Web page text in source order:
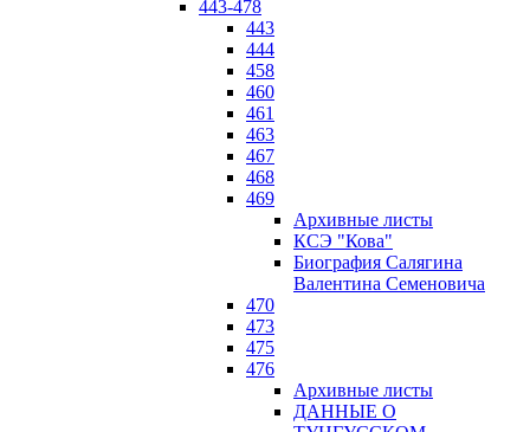
443-478
443
444
458
460
461
463
467
468
469
Архивные листы
КСЭ "Кова"
Биография Салягина
Валентина Семеновича
470
473
475
476
Архивные листы
ДАННЫЕ О